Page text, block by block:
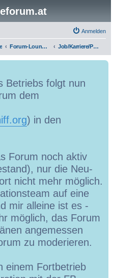
Anmelden
Forum-Lounge: Privatimes und Soziales Job/Karriere/Praktika
Betriebs folgt nun
dem
) in den
Forum noch aktiv
nur die Neu-
nicht mehr möglich.
auf eine
mir alleine ist es -
möglich, das Forum
angemessen
zu moderieren.
einem Fortbetrieb